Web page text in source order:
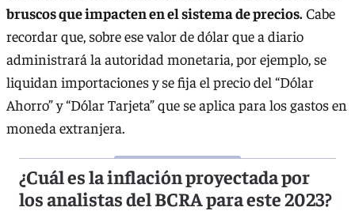
bruscos que impacten en el sistema de precios.Cabe
recordar que, sobre ese valor de dólar que a diario
administrará la autoridad monetaria, por ejemplo, se
liquidan importaciones y se fija el precio del “Dólar
Ahorro” y “Dólar Tarjeta” que se aplica para los gastos en
moneda extranjera.
¿Cuál es la inflación proyectada por
los analistas del BCRA para este 2023?